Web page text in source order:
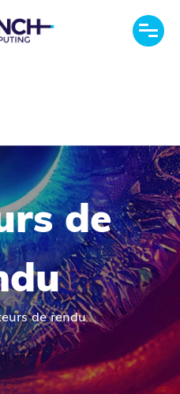
de
de rendu